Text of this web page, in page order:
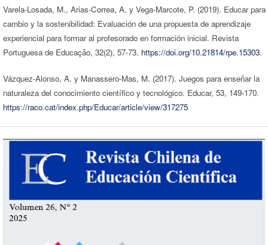
Varela-Losada, M., Arias-Correa, A. y Vega-Marcote, P. (2019). Educar para
cambio y la sostenibilidad: Evaluación de una propuesta de aprendizaje
experiencial para formar al profesorado en formación inicial. Revista
Portuguesa de Educação, 32(2), 57-73. https://doi.org/10.21814/rpe.15303.
Vázquez-Alonso, A. y Manassero-Mas, M. (2017). Juegos para enseñar la
naturaleza del conocimiento científico y tecnológico. Educar, 53, 149-170.
https://raco.cat/index.php/Educar/article/view/317275